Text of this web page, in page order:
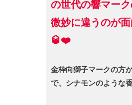
の世代の響マー
微妙に違うのが
🥃❤️
金枠向獅子マークの方
で、シナモンのような